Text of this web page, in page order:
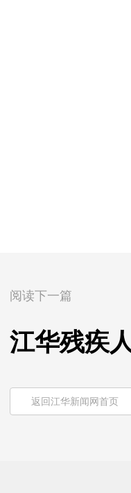
阅读下一篇
江华残疾
返回江华新闻网首页